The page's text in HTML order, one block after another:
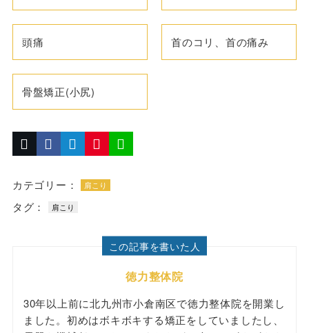
頭痛 首のコリ、首の痛み
骨盤矯正(小尻)
カテゴリー： 肩こり
タグ： 肩こり
この記事を書いた人
徳力整体院
30年以上前に北九州市小倉南区で徳力整体院を開業し
ました。初めはボキボキする矯正をしていましたし、